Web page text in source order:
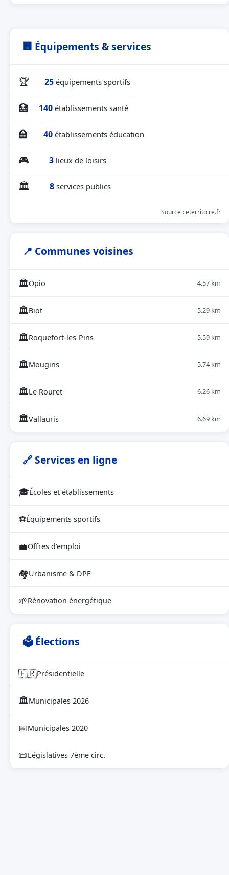
🏢 Équipements & services
🏆 25 équipements sportifs
🏥 140 établissements santé
🏫 40 établissements éducation
🎮 3 lieux de loisirs
🏛 8 services publics
Source : eterritoire.fr
📍 Communes voisines
🏛Opio 4.57 km
🏛Biot 5.29 km
🏛Roquefort-les-Pins 5.59 km
🏛Mougins 5.74 km
🏛Le Rouret 6.26 km
🏛Vallauris 6.69 km
🔗 Services en ligne
🎓Écoles et établissements
⚽Équipements sportifs
💼Offres d'emploi
🏘Urbanisme & DPE
🌱Rénovation énergétique
🗳 Élections
🇫🇷Présidentielle
🏛Municipales 2026
📅Municipales 2020
📜Législatives 7ème circ.